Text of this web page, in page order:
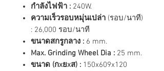
กำลังไฟฟ้า : 240W.
ความเร็วรอบหมุ่นเปล่า (รอบ/นาที)
: 26,000 รอบ/นาที
ขนาดสกรูกลาง : 6 mm.
Max. Grinding Wheel Dia : 25 mm.
ขนาด (กxยxส) : 150x609x120